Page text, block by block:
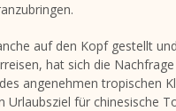
auf den Kopf gestellt
hat sich die
angenehmen tropischen
Urlaubsziel für chinesische